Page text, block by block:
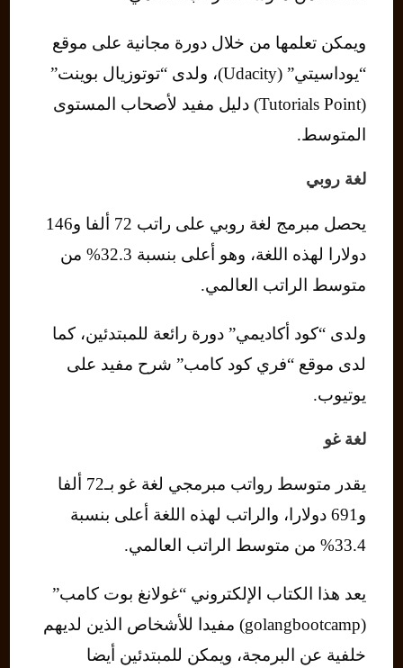
ويمكن تعلمها من خلال دورة مجانية على موقع
“يوداسيتي” (Udacity)، ولدى “توتوزيال بوينت”
(Tutorials Point) دليل مفيد لأصحاب المستوى
المتوسط.
لغة روبي
يحصل مبرمج لغة روبي على راتب 72 ألفا و146
دولارا لهذه اللغة، وهو أعلى بنسبة 32.3% من
متوسط ​​الراتب العالمي.
ولدى “كود أكاديمي” دورة رائعة للمبتدئين، كما
لدى موقع “فري كود كامب” شرح مفيد على
يوتيوب.
لغة غو
يقدر متوسط رواتب مبرمجي لغة غو بـ72 ألفا
و691 دولارا، والراتب لهذه اللغة أعلى بنسبة
33.4% من متوسط ​​الراتب العالمي.
يعد هذا الكتاب الإلكتروني “غولانغ بوت كامب”
(golangbootcamp) مفيدا للأشخاص الذين لديهم
خلفية عن البرمجة، ويمكن للمبتدئين أيضا